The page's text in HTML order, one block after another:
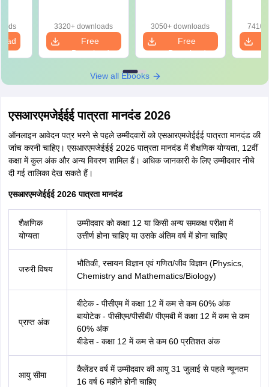
3320+ downloads
Free
Download
3050+ downloads
Free
Download
View all Ebooks
एसआरएमजेईईई पात्रता मानदंड 2026
ऑनलाइन आवेदन पत्र भरने से पहले उम्मीदवारों को एसआरएमजेईईई पात्रता मानदंड की
जांच करनी चाहिए। एसआरएमजेईईई 2026 पात्रता मानदंड में शैक्षणिक योग्यता, 12वीं
कक्षा में कुल अंक और अन्य विवरण शामिल हैं। अधिक जानकारी के लिए उम्मीदवार नीचे
दी गई तालिका देख सकते हैं।
एसआरएमजेईईई 2026 पात्रता मानदंड
शैक्षणिक
योग्यता
उम्मीदवार को कक्षा 12 या किसी अन्य समकक्ष परीक्षा में
उत्तीर्ण होना चाहिए या उसके अंतिम वर्ष में होना चाहिए
जरुरी विषय
भौतिकी, रसायन विज्ञान एवं गणित/जीव विज्ञान (Physics,
Chemistry and Mathematics/Biology)
प्राप्त अंक
बीटेक - पीसीएम में कक्षा 12 में कम से कम 60% अंक
बायोटेक - पीसीएम/पीसीबी/ पीएमबी में कक्षा 12 में कम से कम
60% अंक
बीडेस - कक्षा 12 में कम से कम 60 प्रतिशत अंक
आयु सीमा
कैलेंडर वर्ष में उम्मीदवार की आयु 31 जुलाई से पहले न्यूनतम
16 वर्ष 6 महीने होनी चाहिए